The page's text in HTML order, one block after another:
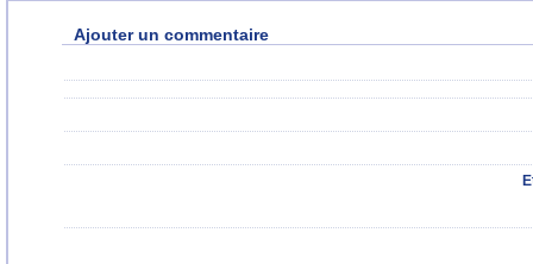
Ajouter un commentaire